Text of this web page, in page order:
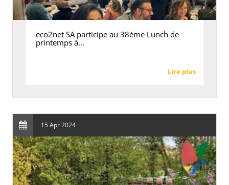
eco2net SA participe au 38ème Lunch de
printemps à...
Lire plus
15 Apr 2024